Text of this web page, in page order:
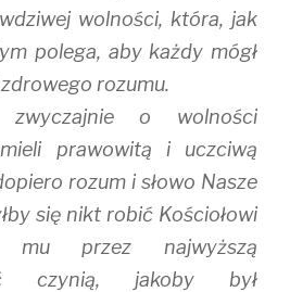
wolności, która, jak
polega, aby każdy mógł
rozumu.
o wolności
prawowitą i uczciwą
rozum i słowo Nasze
się nikt robić Kościołowi
mu przez najwyższą
czynią, jakoby był